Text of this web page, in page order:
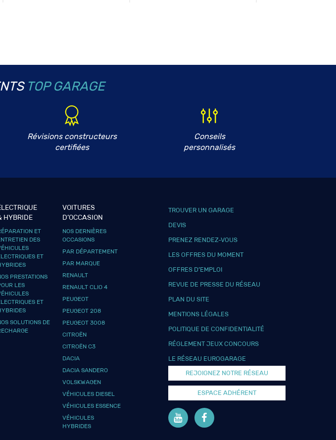
TOP GARAGE
Révisions constructeurs
certifiées
Conseils
personnalisés
HYBRIDE
ET
DES
ET
PRESTATIONS
LES
ET
SOLUTIONS DE
VOITURES
D’OCCASION
NOS DERNIÈRES
OCCASIONS
PAR DÉPARTEMENT
PAR MARQUE
RENAULT
RENAULT CLIO 4
PEUGEOT
PEUGEOT 208
PEUGEOT 3008
CITROËN
CITROËN C3
DACIA
DACIA SANDERO
VOLSKWAGEN
VÉHICULES DIESEL
VÉHICULES ESSENCE
VÉHICULES
HYBRIDES
TROUVER UN GARAGE
DEVIS
PRENEZ RENDEZ-VOUS
LES OFFRES DU MOMENT
OFFRES D’EMPLOI
REVUE DE PRESSE DU RÉSEAU
PLAN DU SITE
MENTIONS LÉGALES
POLITIQUE DE CONFIDENTIALITÉ
RÉGLEMENT JEUX CONCOURS
LE RÉSEAU EUROGARAGE
REJOIGNEZ NOTRE RÉSEAU
ESPACE ADHÉRENT